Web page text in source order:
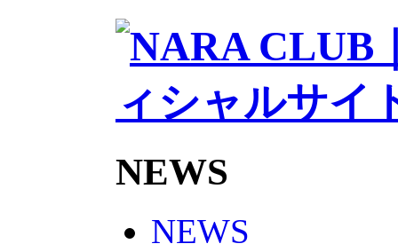
チアダンススクール
ボランティアチーム「volundeer」
HOMEGAME
観戦ルール＆マナー
写真・動画使用ガイドライン
ロートフィールド奈良
2026/27
練習見学時のファンサービスに
NEWS
NEWS